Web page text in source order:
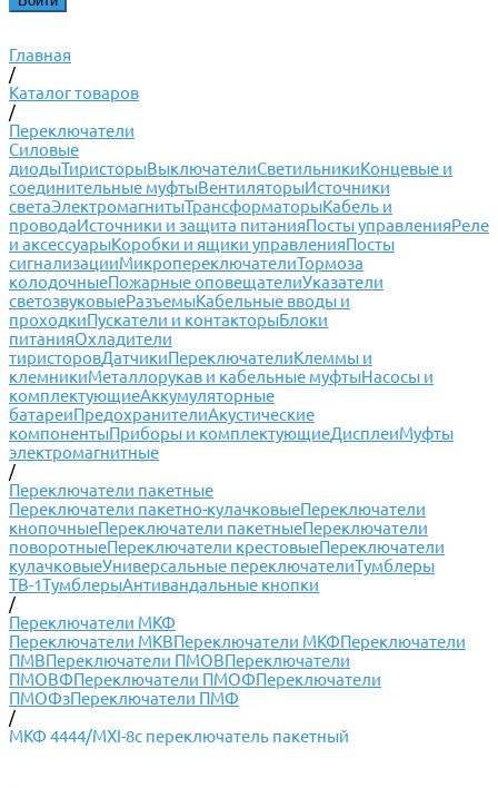
Главная
/
Каталог товаров
/
Переключатели
Силовые
диодыТиристорыВыключателиСветильникиКонцевые и
соединительные муфтыВентиляторыИсточники
светаЭлектромагнитыТрансформаторыКабель и
проводаИсточники и защита питанияПосты управленияРеле
и аксессуарыКоробки и ящики управленияПосты
сигнализацииМикропереключателиТормоза
колодочныеПожарные оповещателиУказатели
светозвуковыеРазъемыКабельные вводы и
проходкиПускатели и контакторыБлоки
питанияОхладители
тиристоровДатчикиПереключателиКлеммы и
клемникиМеталлорукав и кабельные муфтыНасосы и
комплектующиеАккумуляторные
батареиПредохранителиАкустические
компонентыПриборы и комплектующиеДисплеиМуфты
электромагнитные
/
Переключатели пакетные
Переключатели пакетно-кулачковыеПереключатели
кнопочныеПереключатели пакетныеПереключатели
поворотныеПереключатели крестовыеПереключатели
кулачковыеУниверсальные переключателиТумблеры
ТВ-1ТумблерыАнтивандальные кнопки
/
Переключатели МКФ
Переключатели МКВПереключатели МКФПереключатели
ПМВПереключатели ПМОВПереключатели
ПМОВФПереключатели ПМОФПереключатели
ПМОФзПереключатели ПМФ
/
МКФ 4444/МXI-8c переключатель пакетный